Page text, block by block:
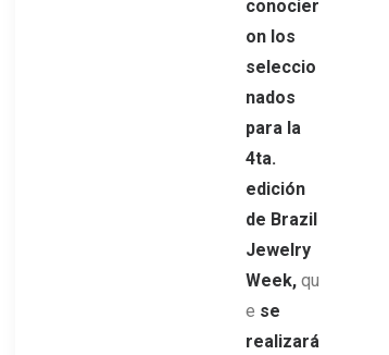
conocier
on los
seleccio
nados
para la
4ta.
edición
de Brazil
Jewelry
Week, qu
e se
realizará